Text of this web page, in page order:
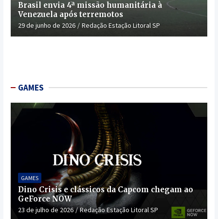
Brasil envia 4ª missão humanitária à
Venezuela após terremotos
29 de junho de 2026 Redação Estação Litoral SP
GAMES
GAMES
Dino Crisis e clássicos da Capcom chegam ao
GeForce NOW
23 de julho de 2026 Redação Estação Litoral SP